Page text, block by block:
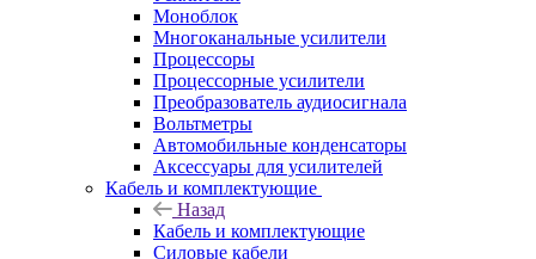
Моноблок
Многоканальные усилители
Процессоры
Процессорные усилители
Преобразователь аудиосигнала
Вольтметры
Автомобильные конденсаторы
Аксессуары для усилителей
Кабель и комплектующие
Назад
Кабель и комплектующие
Силовые кабели